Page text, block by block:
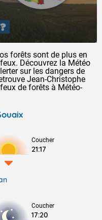
forêts sont de plus en
Découvrez la Météo
sur les dangers de
Jean-Christophe
de forêts à Météo-
Coucher
21:17
Coucher
17:20